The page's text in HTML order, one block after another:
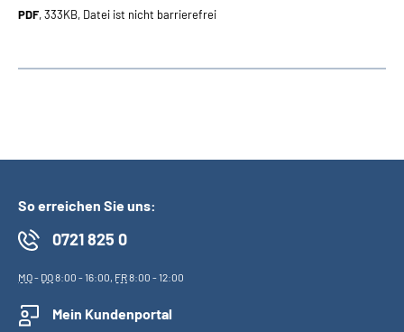
PDF, 333KB, Datei ist nicht barrierefrei
So erreichen Sie uns:
0721 825 0
MO- DO8:00 - 16:00, FR8:00 - 12:00
Mein Kundenportal